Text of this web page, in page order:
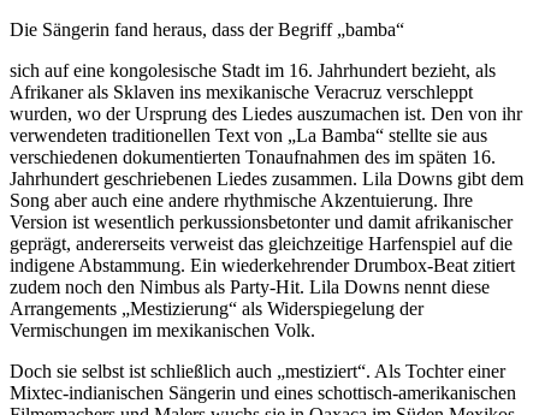
Die Sängerin fand heraus, dass der Begriff „bamba“
sich auf eine kongolesische Stadt im 16. Jahrhundert bezieht, als
Afrikaner als Sklaven ins mexikanische Veracruz verschleppt
wurden, wo der Ursprung des Liedes auszumachen ist. Den von ihr
verwendeten traditionellen Text von „La Bamba“ stellte sie aus
verschiedenen dokumentierten Tonaufnahmen des im späten 16.
Jahrhundert geschriebenen Liedes zusammen. Lila Downs gibt dem
Song aber auch eine andere rhythmische Akzentuierung. Ihre
Version ist wesentlich perkussionsbetonter und damit afrikanischer
geprägt, andererseits verweist das gleichzeitige Harfenspiel auf die
indigene Abstammung. Ein wiederkehrender Drumbox-Beat zitiert
zudem noch den Nimbus als Party-Hit. Lila Downs nennt diese
Arrangements „Mestizierung“ als Widerspiegelung der
Vermischungen im mexikanischen Volk.
Doch sie selbst ist schließlich auch „mestiziert“. Als Tochter einer
Mixtec-indianischen Sängerin und eines schottisch-amerikanischen